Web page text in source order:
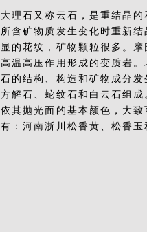
大理石又称云石，是重结晶
所含矿物质发生变化时重新
显的花纹，矿物颗粒很多。
高温高压作用形成的变质岩
石的结构、构造和矿物成分
方解石、蛇纹石和白云石组
依其抛光面的基本颜色，大
有：河南浙川松香黄、松香